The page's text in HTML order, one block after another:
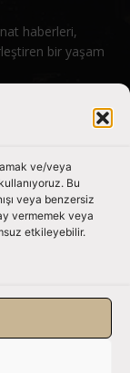
ve/veya
Bu
veya benzersiz
vermemek veya
etkileyebilir.
haberleri,
bir yaşam